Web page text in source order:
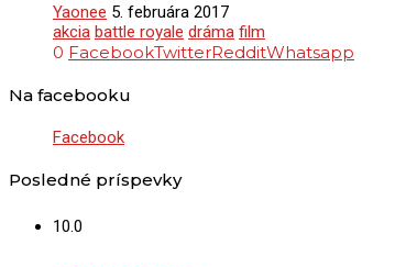
Yaonee 5. februára 2017
akcia battle royale dráma film
0 FacebookTwitterRedditWhatsapp
Na facebooku
Facebook
Posledné príspevky
10.0